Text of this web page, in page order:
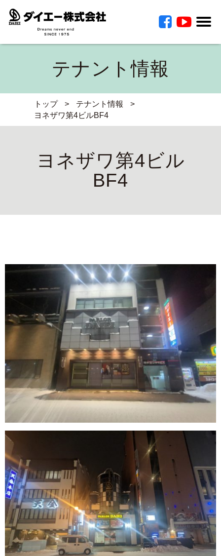
テナント情報
トップ > テナント情報
>
ヨネザワ第4ビルBF4
ヨネザワ第4ビル
BF4